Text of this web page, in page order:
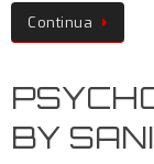
Continua
BY